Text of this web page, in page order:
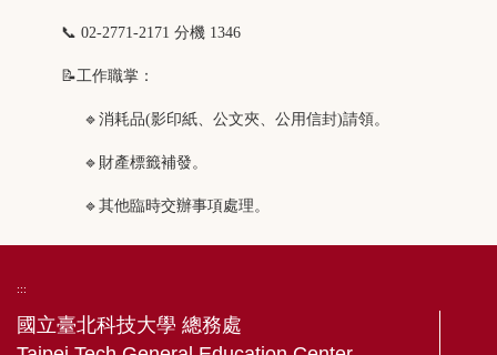
📞 02-2771-2171 分機 1346
📝工作職掌：
🔹 消耗品(影印紙、公文夾、公用信封)請領。
🔹 財產標籤補發。
🔹 其他臨時交辦事項處理。
:::
國立臺北科技大學 總務處